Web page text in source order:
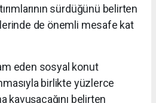
sürdüğünü belirten
de önemli mesafe kat
eden sosyal konut
birlikte yüzlerce
kavuşacağını belirten